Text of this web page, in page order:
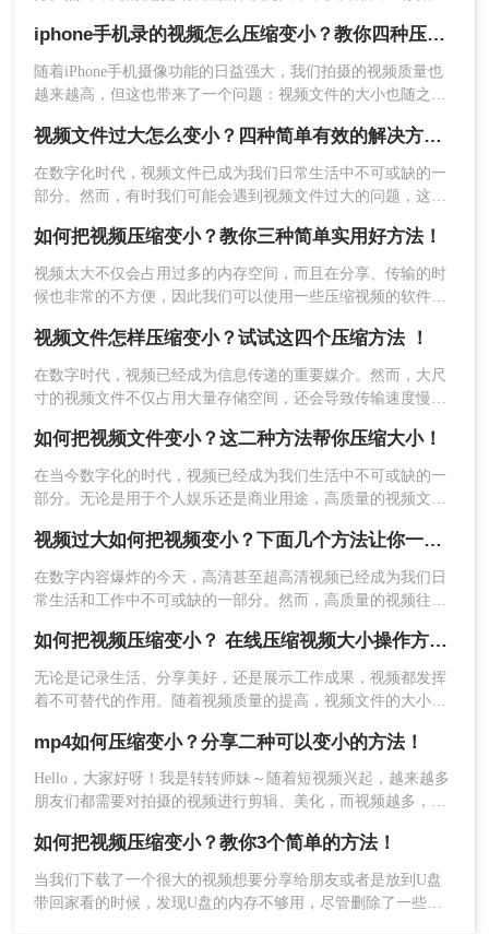
载客户端进行压缩哦。
4、看一下有没有需要设置一下的，如果有要求的话，
5、压缩完成，点击下载就可以得到压缩后的视频文件
了。
件大小的限制，因此可能不适合处理大型视频文件
或需要频繁进行压缩的情况。
变小呢？本文将详细介绍几种常用的视频压缩方法，帮助您轻
松将视频文件变小。
iphone手机录的视频怎么压缩变小？教你四种压缩方法！
随着iPhone手机摄像功能的日益强大，我们拍摄的视频质量也
越来越高，但这也带来了一个问题：视频文件的大小也随之增
分享和传输的速度。那么，如何在iPhone手机上将录制的视频
压缩变小呢？本文将为您介绍几种实用的方法。
视频文件过大怎么变小？四种简单有效的解决方案！
在数字化时代，视频文件已成为我们日常生活中不可或缺的一
部分。然而，有时我们可能会遇到视频文件过大的问题，这会
呢？本文将为您介绍四种简单有效的解决方案。
如何把视频压缩变小？教你三种简单实用好方法！
视频太大不仅会占用过多的内存空间，而且在分享、传输的时
候也非常的不方便，因此我们可以使用一些压缩视频的软件对
来诸多的便捷，那么你们知道如何把视频压缩变小吗？下面给
大家分享三个不错的视频压缩方法，一起来了解下吧！
视频文件怎样压缩变小？试试这四个压缩方法 ！
在数字时代，视频已经成为信息传递的重要媒介。然而，大尺
寸的视频文件不仅占用大量存储空间，还会导致传输速度慢，
严格的文件大小限制。那么视频文件怎样压缩变小呢？本文将
介绍一些简单有效的方法，帮助您轻松压缩视频文件，使其变
小，同时尽量保持视频的质量。
如何把视频文件变小？这二种方法帮你压缩大小！
在当今数字化的时代，视频已经成为我们生活中不可或缺的一
部分。无论是用于个人娱乐还是商业用途，高质量的视频文件
量的不断提高，文件体积也随之增大，这不仅占据了大量存储
空间，还在上传、分享和传输时带来了诸多不便。为了帮助您
有效地减小视频文件的大小，那么如何把视频文件变小呢？本
文将介绍两种实用的方法。
视频过大如何把视频变小？下面几个方法让你一学就会！
在数字内容爆炸的今天，高清甚至超高清视频已经成为我们日
常生活和工作中不可或缺的一部分。然而，高质量的视频往往
加了上传、下载和分享的难度。因此，学会视频过大如何把视
频变小变得尤为重要。本文将详细介绍几种实用的方法，帮助
你轻松应对视频过大的问题。
如何把视频压缩变小？ 在线压缩视频大小操作方法！
无论是记录生活、分享美好，还是展示工作成果，视频都发挥
着不可替代的作用。随着视频质量的提高，视频文件的大小也
何把视频压缩变小?下面我们就来看一下在线压缩视频大小操作
方法吧。
mp4如何压缩变小？分享二种可以变小的方法！
Hello，大家好呀！我是转转师妹～随着短视频兴起，越来越多
朋友们都需要对拍摄的视频进行剪辑、美化，而视频越多，内
么，mp4如何压缩变小？今天，我就来同朋友们讲讲电脑视频
压缩使用哪个软件较好。
如何把视频压缩变小？教你3个简单的方法！
当我们下载了一个很大的视频想要分享给朋友或者是放到U盘
带回家看的时候，发现U盘的内存不够用，尽管删除了一些文